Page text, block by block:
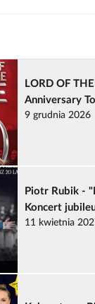
LORD OF
Anniversary
9 grudnia 2026
Piotr Rubik -
Koncert
11 kwietnia